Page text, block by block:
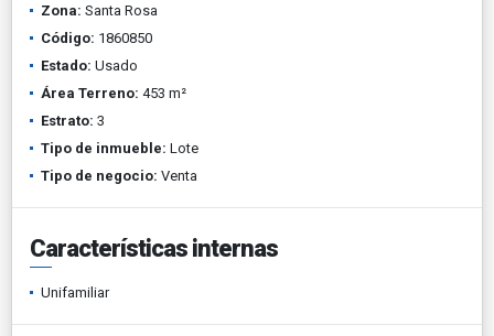
Zona: Santa Rosa
Código: 1860850
Estado: Usado
Área Terreno: 453 m²
Estrato: 3
Tipo de inmueble: Lote
Tipo de negocio: Venta
Características internas
Unifamiliar